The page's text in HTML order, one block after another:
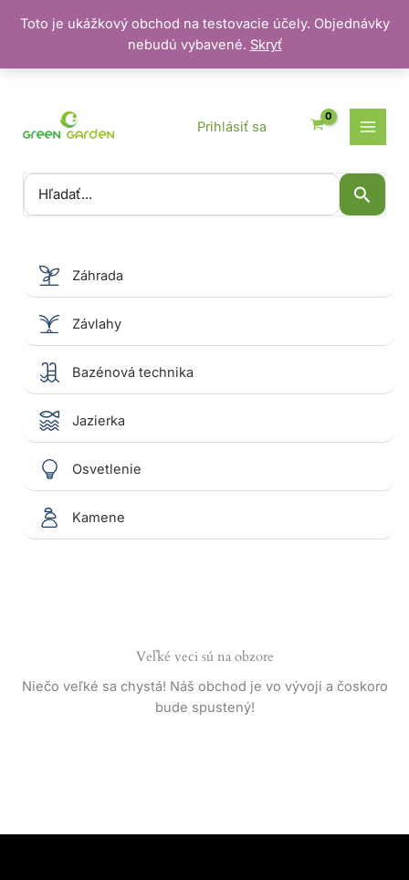
Toto je ukážkový obchod na testovacie účely. Objednávky
nebudú vybavené. Skryť
Vyhľadať:
Prihlásiť sa
Záhrada
Závlahy
Bazénová technika
Jazierka
Osvetlenie
Kamene
Veľké veci sú na obzore
Niečo veľké sa chystá! Náš obchod je vo vývoji a čoskoro
bude spustený!